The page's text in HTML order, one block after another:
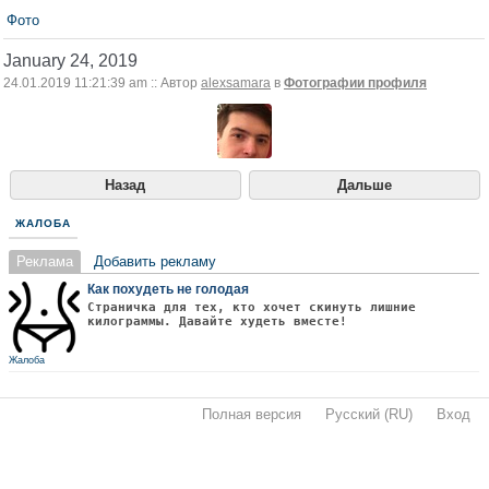
Фото
January 24, 2019
24.01.2019 11:21:39 am :: Автор alexsamara в Фотографии профиля
Назад Дальше
ЖАЛОБА
Реклама Добавить рекламу
Как похудеть не голодая
Страничка для тех, кто хочет скинуть лишние
килограммы. Давайте худеть вместе!
Жалоба
Полная версия Русский (RU) Вход